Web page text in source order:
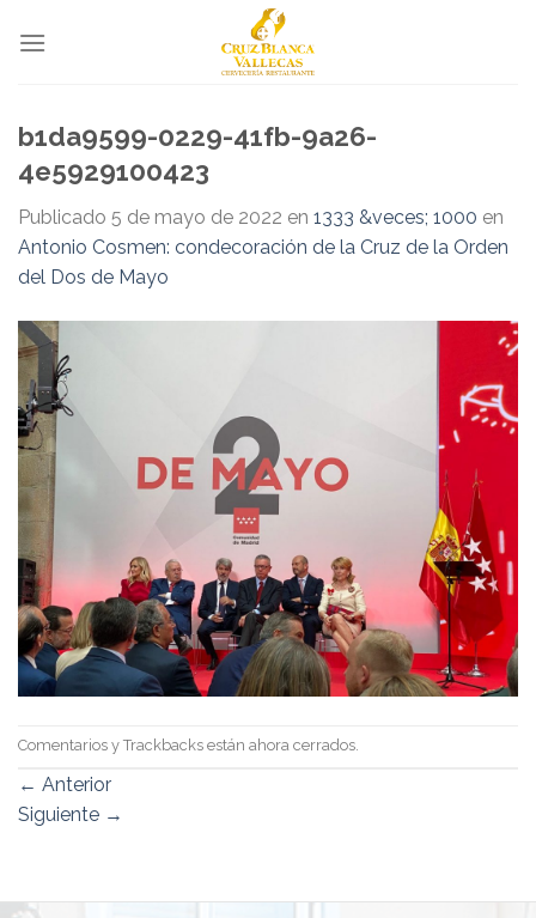
b1da9599-0229-41fb-9a26-
4e5929100423
Publicado 5 de mayo de 2022 en 1333 &veces; 1000 en
Antonio Cosmen: condecoración de la Cruz de la Orden
del Dos de Mayo
Comentarios y Trackbacks están ahora cerrados.
← Anterior
Siguiente →